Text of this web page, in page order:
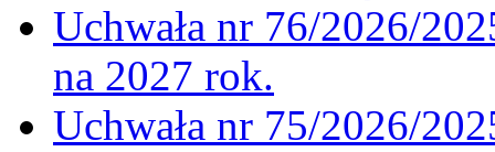
Uchwała nr 76/2026/
na 2027 rok.
Uchwała nr 75/2026/